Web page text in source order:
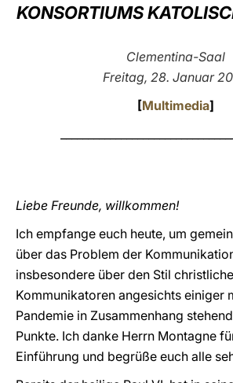
KONSORTIUMS
Clementina-Saal
Freitag, 28. Januar
[Multimedia]
Liebe Freunde, willkommen!
Ich empfange euch heute, um
über das Problem der
insbesondere über den Stil
Kommunikatoren angesichts einiger
Pandemie in Zusammenhang
Punkte. Ich danke Herrn Montagne
Einführung und begrüße euch alle